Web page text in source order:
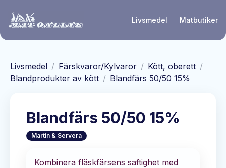
Livsmedel Matbutiker
Livsmedel / Färskvaror/Kylvaror / Kött, oberett /
Blandprodukter av kött / Blandfärs 50/50 15%
Blandfärs 50/50 15%
Martin & Servera
Kombinera fläskfärsens saftighet med